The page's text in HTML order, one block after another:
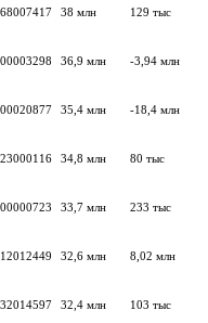
38 млн 129 тыс
36,9 млн -3,94 млн
35,4 млн -18,4 млн
34,8 млн 80 тыс
33,7 млн 233 тыс
32,6 млн 8,02 млн
32,4 млн 103 тыс